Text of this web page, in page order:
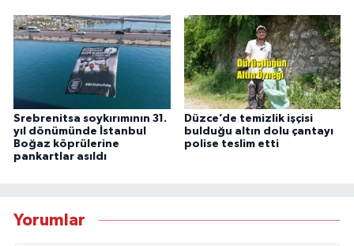
Srebrenitsa soykırımının 31.
yıl dönümünde İstanbul
Boğaz köprülerine
pankartlar asıldı
Düzce’de temizlik işçisi
bulduğu altın dolu çantayı
polise teslim etti
Yorumlar